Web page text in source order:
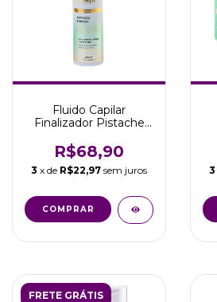
Fluido Capilar
Finalizador Pistache
200ml
R$68,90
3 x de R$22,97 sem juros 3
FRETE GRÁTIS